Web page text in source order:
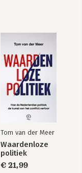
Tom van der Meer
Waardenloze
politiek
€ 21,99